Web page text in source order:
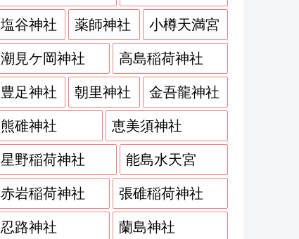
塩谷神社 薬師神社 小樽天満宮
潮見ケ岡神社 高島稲荷神社
豊足神社 朝里神社 金吾龍神社
熊碓神社 恵美須神社
星野稲荷神社 能島水天宮
赤岩稲荷神社 張碓稲荷神社
忍路神社 蘭島神社